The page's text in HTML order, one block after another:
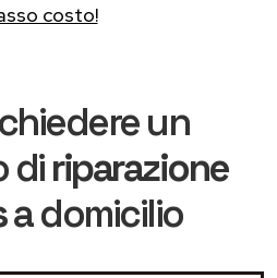
costo!
un
diriparazione
a domicilio